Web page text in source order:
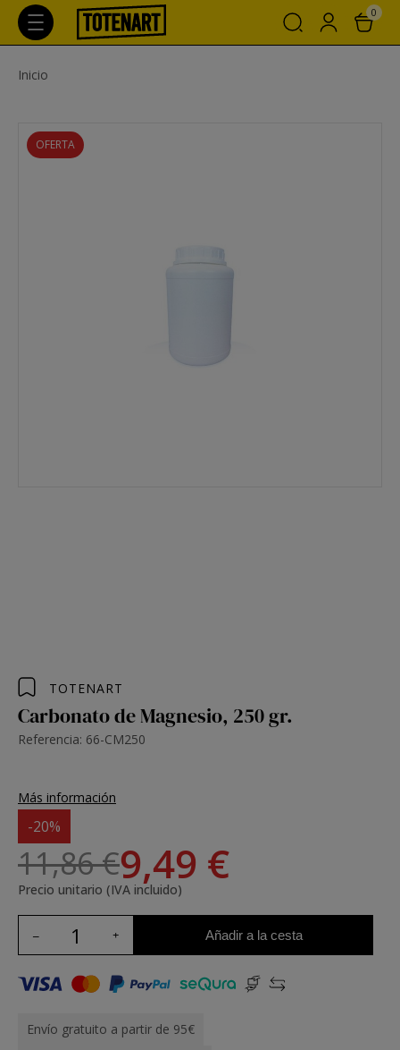
0
Inicio
OFERTA
TOTENART
Carbonato de Magnesio, 250 gr.
Referencia: 66-CM250
Más información
-20%
11,86 €9,49 €
Precio unitario (IVA incluido)
Añadir a la cesta
Envío gratuito a partir de 95€